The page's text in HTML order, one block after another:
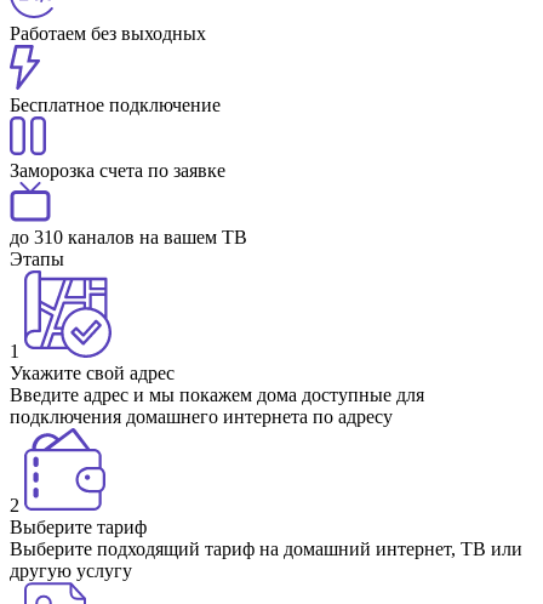
Работаем без выходных
Бесплатное подключение
Заморозка счета по заявке
до 310 каналов на вашем ТВ
Этапы
1
Укажите свой адрес
Введите адрес и мы покажем дома доступные для
подключения домашнего интернета по адресу
2
Выберите тариф
Выберите подходящий тариф на домашний интернет, ТВ или
другую услугу